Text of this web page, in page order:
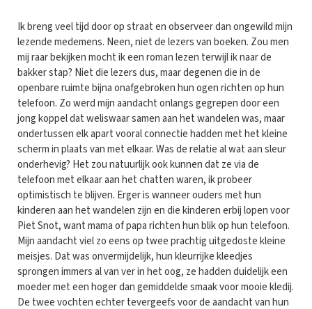
Ik breng veel tijd door op straat en observeer dan ongewild mijn
lezende medemens. Neen, niet de lezers van boeken. Zou men
mij raar bekijken mocht ik een roman lezen terwijl ik naar de
bakker stap? Niet die lezers dus, maar degenen die in de
openbare ruimte bijna onafgebroken hun ogen richten op hun
telefoon. Zo werd mijn aandacht onlangs gegrepen door een
jong koppel dat weliswaar samen aan het wandelen was, maar
ondertussen elk apart vooral connectie hadden met het kleine
scherm in plaats van met elkaar. Was de relatie al wat aan sleur
onderhevig? Het zou natuurlijk ook kunnen dat ze via de
telefoon met elkaar aan het chatten waren, ik probeer
optimistisch te blijven. Erger is wanneer ouders met hun
kinderen aan het wandelen zijn en die kinderen erbij lopen voor
Piet Snot, want mama of papa richten hun blik op hun telefoon.
Mijn aandacht viel zo eens op twee prachtig uitgedoste kleine
meisjes. Dat was onvermijdelijk, hun kleurrijke kleedjes
sprongen immers al van ver in het oog, ze hadden duidelijk een
moeder met een hoger dan gemiddelde smaak voor mooie kledij.
De twee vochten echter tevergeefs voor de aandacht van hun